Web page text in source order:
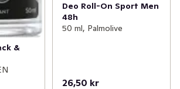
&
Deo Roll-On Sport Men
48h
50 ml, Palmolive
26,50 kr